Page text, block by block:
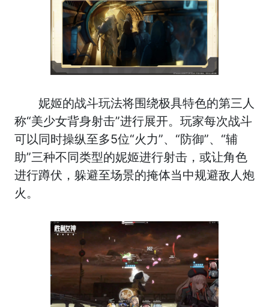
妮姬的战斗玩法将围绕极具特色的第三人
称“美少女背身射击”进行展开。玩家每次战斗
可以同时操纵至多5位“火力”、“防御”、“辅
助”三种不同类型的妮姬进行射击，或让角色
进行蹲伏，躲避至场景的掩体当中规避敌人炮
火。